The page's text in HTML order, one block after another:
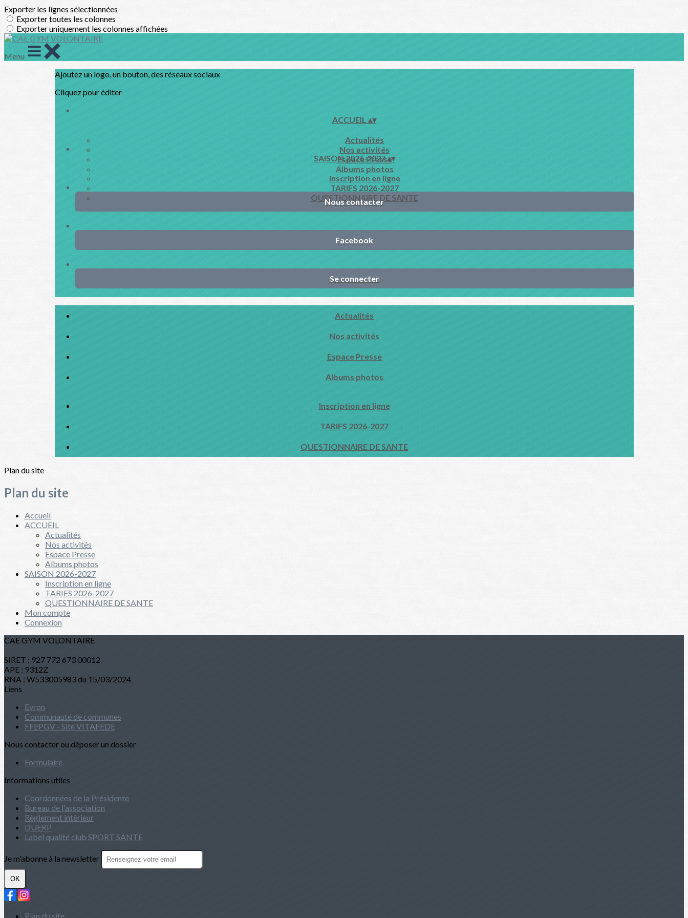
Exporter les lignes sélectionnées
Exporter toutes les colonnes
Exporter uniquement les colonnes affichées
Menu
Ajoutez un logo, un bouton, des réseaux sociaux
Cliquez pour éditer
ACCUEIL ▴▾
Actualités
Nos activités
Espace Presse
Albums photos
SAISON 2026-2027▴▾
Inscription en ligne
TARIFS 2026-2027
QUESTIONNAIRE DE SANTE
Nous contacter
Facebook
Se connecter
Actualités
Nos activités
Espace Presse
Albums photos
Inscription en ligne
TARIFS 2026-2027
QUESTIONNAIRE DE SANTE
Plan du site
Plan du site
Accueil
ACCUEIL
Actualités
Nos activités
Espace Presse
Albums photos
SAISON 2026-2027
Inscription en ligne
TARIFS 2026-2027
QUESTIONNAIRE DE SANTE
Mon compte
Connexion
CAE GYM VOLONTAIRE
SIRET : 927 772 673 00012
APE : 9312Z
RNA : W533005983 du 15/03/2024
Liens
Evron
Communauté de communes
FFEPGV - Site VITAFEDE
Nous contacter ou déposer un dossier
Formulaire
Informations utiles
Coordonnées de la Présidente
Bureau de l'association
Règlement intérieur
DUERP
Label qualité club SPORT SANTE
Je m'abonne à la newsletter
OK
Plan du site